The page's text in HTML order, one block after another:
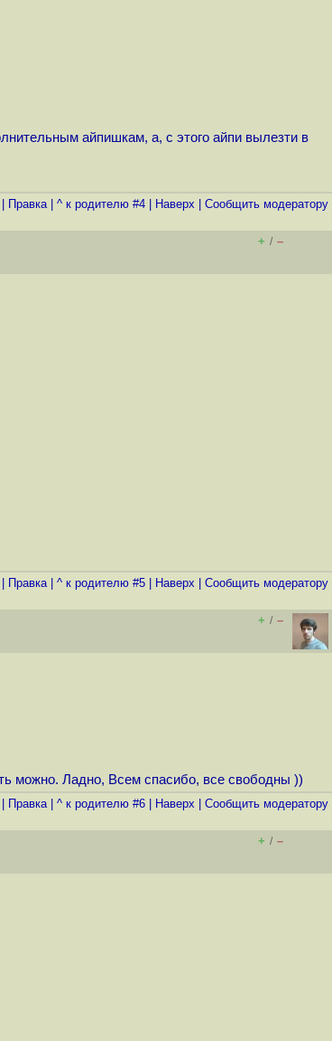
айпишкам, а, с этого айпи вылезти в
Правка| ^ к родителю #4 Наверх Cообщить модератору
+ / –
Правка| ^ к родителю #5 Наверх Cообщить модератору
+ / –
можно. Ладно, Всем спасибо, все свободны ))
Правка| ^ к родителю #6 Наверх Cообщить модератору
+ / –